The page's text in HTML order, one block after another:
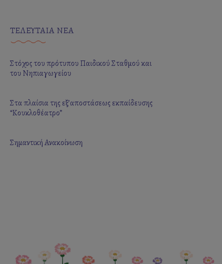
ΤΕΛΕΥΤΑΙΑ ΝΕΑ
Στόχος του πρότυπου Παιδικού Σταθμού και
του Νηπιαγωγείου
Στα πλαίσια της εξ’αποστάσεως εκπαίδευσης
“Κουκλοθέατρο”
Σημαντική Ανακοίνωση